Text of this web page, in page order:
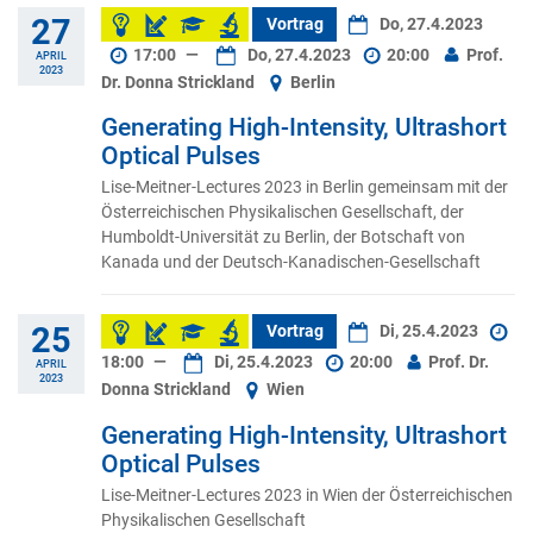
27
APRIL
2023
Vortrag
Do, 27.4.2023
17:00 — Do, 27.4.2023 20:00
Prof.
Dr. Donna Strickland
Berlin
Generating High-Intensity, Ultrashort
Optical Pulses
Lise-Meitner-Lectures 2023 in Berlin gemeinsam mit der
Österreichischen Physikalischen Gesellschaft, der
Humboldt-Universität zu Berlin, der Botschaft von
Kanada und der Deutsch-Kanadischen-Gesellschaft
25
APRIL
2023
Vortrag
Di, 25.4.2023
18:00 — Di, 25.4.2023 20:00
Prof. Dr.
Donna Strickland
Wien
Generating High-Intensity, Ultrashort
Optical Pulses
Lise-Meitner-Lectures 2023 in Wien der Österreichischen
Physikalischen Gesellschaft